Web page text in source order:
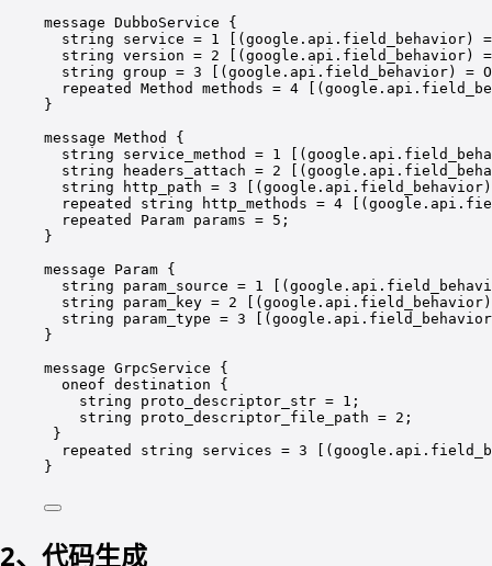
message DubboService {
string service = 1 [(google.api.field_behavior) =
string version = 2 [(google.api.field_behavior) =
string group = 3 [(google.api.field_behavior) =
repeated Method methods = 4
}
message Method {
string service_method = 1
string headers_attach = 2
string http_path = 3 [(google.api.field_behavior)
repeated string http_methods = 4
repeated Param params = 5;
}
message Param {
string param_source = 1
string param_key = 2 [(google.api.field_behavior)
string param_type = 3 [(google.api.field_behavior)
}
message GrpcService {
oneof destination {
string proto_descriptor_str = 1;
string proto_descriptor_file_path = 2;
}
repeated string services = 3
}
2、代码生成